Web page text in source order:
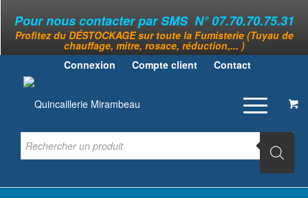
Pour nous contacter par SMS N° 07.70.70.75.31
Profitez du DÉSTOCKAGE sur toute la Fumisterie (Tuyau de
chauffage, mitre, rosace, réduction,... )
Connexion
Compte client Contact